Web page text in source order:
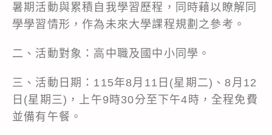
暑期活動與累積自我學習歷程，同時藉以瞭解同
學學習情形，作為未來大學課程規劃之參考。
二、活動對象：高中職及國中小同學。
三、活動日期：115年8月11日(星期二)、8月12
日(星期三)，上午9時30分至下午4時，全程免費
並備有午餐。